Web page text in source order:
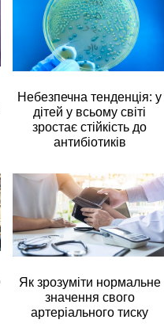
Небезпечна тенденція: у
дітей у всьому світі
зростає стійкість до
антибіотиків
Як зрозуміти нормальне
значення свого
артеріального тиску